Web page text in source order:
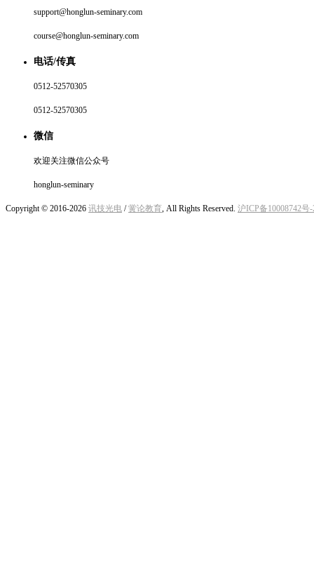
support@honglun-seminary.com
course@honglun-seminary.com
电话/传真
0512-52570305
0512-52570305
微信
欢迎关注微信公众号
honglun-seminary
Copyright © 2016-2026 讯技光电 / 黉论教育, All Rights Reserved. 沪ICP备10008742号-